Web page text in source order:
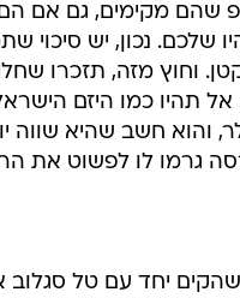
מקימים, גם אם הם
שלכם. נכון, יש
קטן. וחוץ מזה, תזכרו
והוא חשב שהיא
גרמו לו לפשוט את
יחד עם טל סגלוב